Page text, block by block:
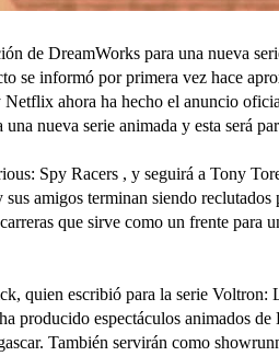
de DreamWorks para una nueva
se informó por primera vez hace
Netflix ahora ha hecho el anuncio
nueva serie animada y esta será
Spy Racers , y seguirá a Tony
amigos terminan siendo reclutados
que sirve como un frente para
quien escribió para la serie Voltron:
producido espectáculos animados
También servirán como